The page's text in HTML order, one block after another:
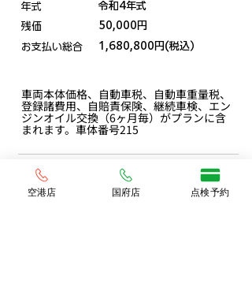
年式
残価
お支払い総合
令和4年式
50,000円
1,680,800円(税込）
車両本体価格、自動車税、自動車重量税、
登録諸費用、自賠責保険、継続車検、エン
ジンオイル交換（6ヶ月毎）がプランに含
まれます。車体番号215
一覧ページ
空港店 国府店 点検予約